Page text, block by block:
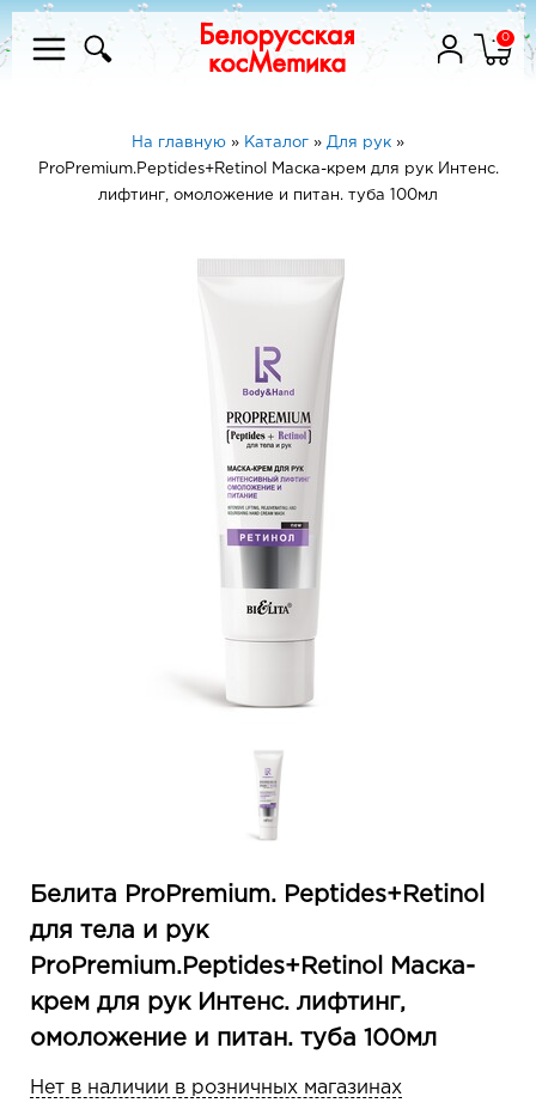
0
На главную » Каталог » Для рук »
ProPremium.Peptides+Retinol Маска-крем для рук Интенс.
лифтинг, омоложение и питан. туба 100мл
Белита ProPremium. Peptides+Retinol
для тела и рук
ProPremium.Peptides+Retinol Маска-
крем для рук Интенс. лифтинг,
омоложение и питан. туба 100мл
Нет в наличии в розничных магазинах